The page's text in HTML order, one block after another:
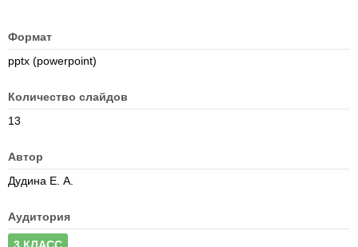
Формат
pptx (powerpoint)
Количество слайдов
13
Автор
Дудина Е. А.
Аудитория